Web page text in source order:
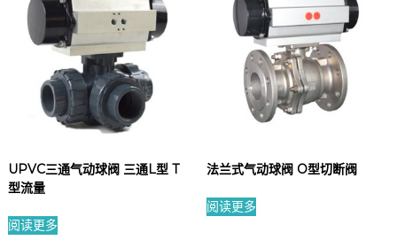
UPVC三通气动球阀 三通L型 T
型流量
阅读更多
法兰式气动球阀 O型切断阀
阅读更多